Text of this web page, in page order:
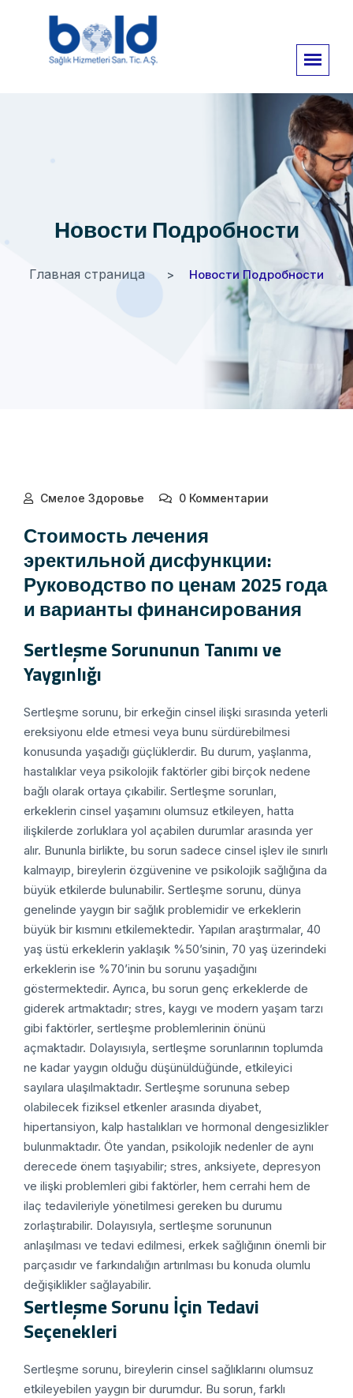
Новости Подробности
Главная страница Новости Подробности
Смелое Здоровье 0 Комментарии
Стоимость лечения
эректильной дисфункции:
Руководство по ценам 2025 года
и варианты финансирования
Sertleşme Sorununun Tanımı ve
Yaygınlığı
Sertleşme sorunu, bir erkeğin cinsel ilişki sırasında yeterli
ereksiyonu elde etmesi veya bunu sürdürebilmesi
konusunda yaşadığı güçlüklerdir. Bu durum, yaşlanma,
hastalıklar veya psikolojik faktörler gibi birçok nedene
bağlı olarak ortaya çıkabilir. Sertleşme sorunları,
erkeklerin cinsel yaşamını olumsuz etkileyen, hatta
ilişkilerde zorluklara yol açabilen durumlar arasında yer
alır. Bununla birlikte, bu sorun sadece cinsel işlev ile sınırlı
kalmayıp, bireylerin özgüvenine ve psikolojik sağlığına da
büyük etkilerde bulunabilir. Sertleşme sorunu, dünya
genelinde yaygın bir sağlık problemidir ve erkeklerin
büyük bir kısmını etkilemektedir. Yapılan araştırmalar, 40
yaş üstü erkeklerin yaklaşık %50’sinin, 70 yaş üzerindeki
erkeklerin ise %70’inin bu sorunu yaşadığını
göstermektedir. Ayrıca, bu sorun genç erkeklerde de
giderek artmaktadır; stres, kaygı ve modern yaşam tarzı
gibi faktörler, sertleşme problemlerinin önünü
açmaktadır. Dolayısıyla, sertleşme sorunlarının toplumda
ne kadar yaygın olduğu düşünüldüğünde, etkileyici
sayılara ulaşılmaktadır. Sertleşme sorununa sebep
olabilecek fiziksel etkenler arasında diyabet,
hipertansiyon, kalp hastalıkları ve hormonal dengesizlikler
bulunmaktadır. Öte yandan, psikolojik nedenler de aynı
derecede önem taşıyabilir; stres, anksiyete, depresyon
ve ilişki problemleri gibi faktörler, hem cerrahi hem de
ilaç tedavileriyle yönetilmesi gereken bu durumu
zorlaştırabilir. Dolayısıyla, sertleşme sorununun
anlaşılması ve tedavi edilmesi, erkek sağlığının önemli bir
parçasıdır ve farkındalığın artırılması bu konuda olumlu
değişiklikler sağlayabilir.
Sertleşme Sorunu İçin Tedavi
Seçenekleri
Sertleşme sorunu, bireylerin cinsel sağlıklarını olumsuz
etkileyebilen yaygın bir durumdur. Bu sorun, farklı